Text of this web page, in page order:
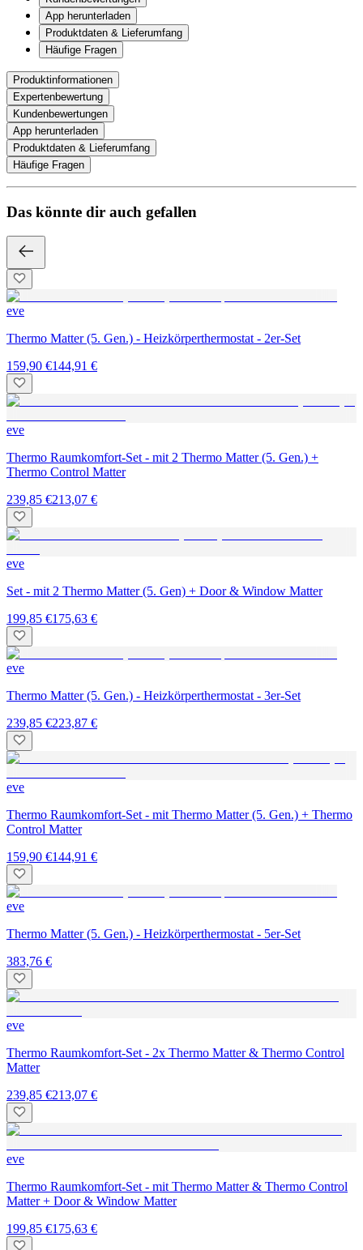
App herunterladen
Produktdaten & Lieferumfang
Häufige Fragen
Produktinformationen
Expertenbewertung
Kundenbewertungen
App herunterladen
Produktdaten & Lieferumfang
Häufige Fragen
Das könnte dir auch gefallen
eve
Thermo Matter (5. Gen.) - Heizkörperthermostat - 2er-Set
159,90 €144,91 €
eve
Thermo Raumkomfort-Set - mit 2 Thermo Matter (5. Gen.) +
Thermo Control Matter
239,85 €213,07 €
eve
Set - mit 2 Thermo Matter (5. Gen) + Door & Window Matter
199,85 €175,63 €
eve
Thermo Matter (5. Gen.) - Heizkörperthermostat - 3er-Set
239,85 €223,87 €
eve
Thermo Raumkomfort-Set - mit Thermo Matter (5. Gen.) + Thermo
Control Matter
159,90 €144,91 €
eve
Thermo Matter (5. Gen.) - Heizkörperthermostat - 5er-Set
383,76 €
eve
Thermo Raumkomfort-Set - 2x Thermo Matter & Thermo Control
Matter
239,85 €213,07 €
eve
Thermo Raumkomfort-Set - mit Thermo Matter & Thermo Control
Matter + Door & Window Matter
199,85 €175,63 €